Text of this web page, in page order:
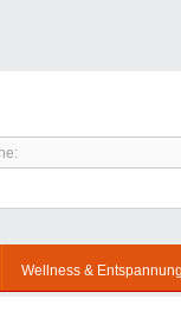
Wellness &